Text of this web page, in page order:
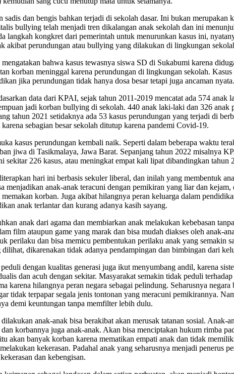
dan bengis bahkan terjadi di sekolah dasar. Ini bukan merupakan
bullying telah menjadi tren dikalangan anak sekolah dan ini
langkah kongkret dari pemerintah untuk menurunkan kasus ini,
akibat perundungan atau bullying yang dilakukan di lingkungan
bahwa kasus tewasnya siswa SD di Sukabumi karena
korban meninggal karena perundungan di lingkungan sekolah.
jika perundungan tidak hanya dosa besar tetapi juga ancaman nyata.
data dari KPAI, sejak tahun 2011-2019 mencatat ada 574 anak
jadi korban bullying di sekolah. 440 anak laki-laki dan 326 anak
tahun 2021 setidaknya ada 53 kasus perundungan yang terjadi di
sebagian besar sekolah ditutup karena pandemi Covid-19.
kasus perundungan kembali naik. Seperti dalam beberapa waktu
jiwa di Tasikmalaya, Jawa Barat. Sepanjang tahun 2022 misalnya
226 kasus, atau meningkat empat kali lipat dibandingkan tahun
hari ini berbasis sekuler liberal, dan inilah yang membentuk
menjadikan anak-anak teracuni dengan pemikiran yang liar dan kejam,
korban. Juga akibat hilangnya peran keluarga dalam
anak terlantar dan kurang adanya kasih sayang.
anak dari agama dan membiarkan anak melakukan kebebasan
film ataupun game yang marak dan bisa mudah diakses oleh anak-
perilaku dan bisa memicu pembentukan perilaku anak yang semakin
dikarenakan tidak adanya pendampingan dan bimbingan dari
dengan kualitas generasi juga ikut menyumbang andil, karena
dan acuh dengan sekitar. Masyarakat semakin tidak peduli
karena hilangnya peran negara sebagai pelindung. Seharusnya
tidak terpapar segala jenis tontonan yang meracuni pemikirannya.
demi keuntungan tanpa memfilter lebih dulu.
anak-anak bisa berakibat akan merusak tatanan sosial. Anak-
korbannya juga anak-anak. Akan bisa menciptakan hukum rimba
akan banyak korban karena mematikan empati anak dan tidak
kekerasan. Padahal anak yang seharusnya menjadi penerus
dan kebengisan.